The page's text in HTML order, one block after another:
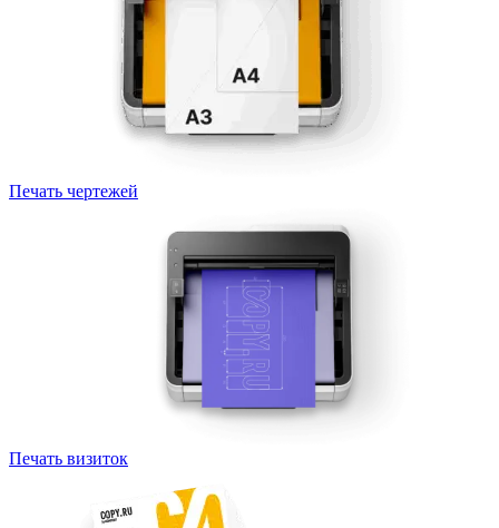
Печать чертежей
Печать визиток